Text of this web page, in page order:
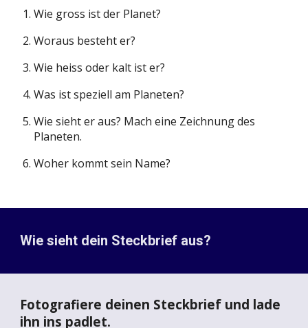
Wie gross ist der Planet?
Woraus besteht er?
Wie heiss oder kalt ist er?
Was ist speziell am Planeten?
Wie sieht er aus? Mach eine Zeichnung des
Planeten.
Woher kommt sein Name?
Wie sieht dein Steckbrief aus?
Fotografiere deinen Steckbrief und lade
ihn ins padlet.